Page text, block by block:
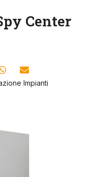
Center
Impianti